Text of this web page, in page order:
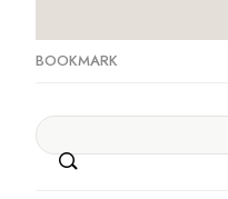
BOOKMARK